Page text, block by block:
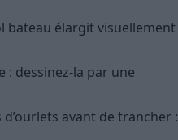
bateau élargit visuellement
: dessinez-la par une
avant de trancher :